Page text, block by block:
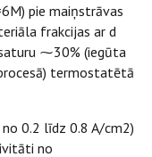
pie maiņstrāvas
frakcijas ar d
⁓30% (iegūta
termostatētā
0.2 līdz 0.8 A/cm2)
no